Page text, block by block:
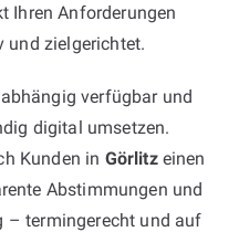
Ihren Anforderungen
und zielgerichtet.
verfügbar und
digital umsetzen.
Kunden in Görlitzeinen
Abstimmungen und
– termingerecht und auf